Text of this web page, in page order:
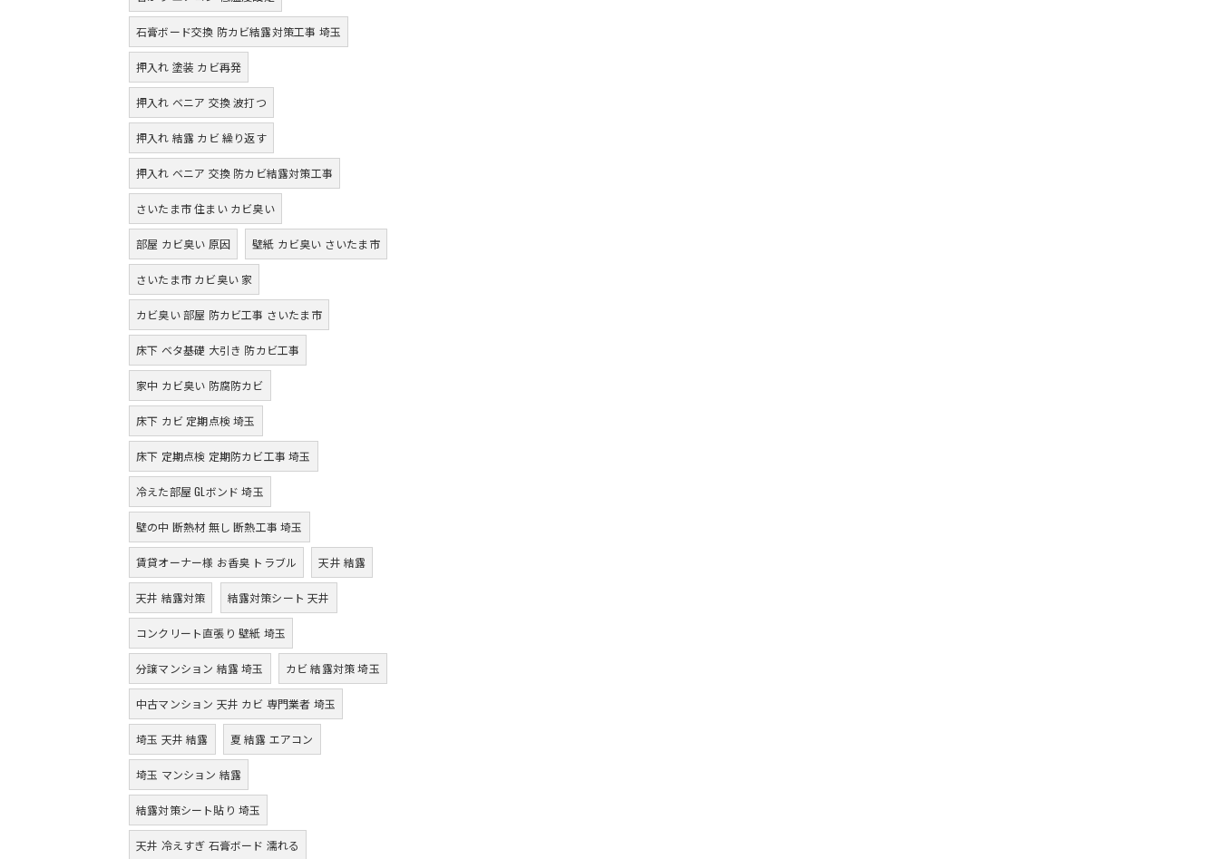
石膏ボード交換 防カビ結露対策工事 埼玉
押入れ 塗装 カビ再発
押入れ ベニア 交換 波打つ
押入れ 結露 カビ 繰り返す
押入れ ベニア 交換 防カビ結露対策工事
さいたま市 住まい カビ臭い
部屋 カビ臭い 原因 壁紙 カビ臭い さいたま市
さいたま市 カビ臭い 家
カビ臭い 部屋 防カビ工事 さいたま市
床下 ベタ基礎 大引き 防カビ工事
家中 カビ臭い 防腐防カビ
床下 カビ 定期点検 埼玉
床下 定期点検 定期防カビ工事 埼玉
冷えた部屋 GLボンド 埼玉
壁の中 断熱材 無し 断熱工事 埼玉
賃貸オーナー様 お香臭 トラブル 天井 結露
天井 結露対策 結露対策シート 天井
コンクリート直張り 壁紙 埼玉
分譲マンション 結露 埼玉 カビ 結露対策 埼玉
中古マンション 天井 カビ 専門業者 埼玉
埼玉 天井 結露 夏 結露 エアコン
埼玉 マンション 結露
結露対策シート貼り 埼玉
天井 冷えすぎ 石膏ボード 濡れる